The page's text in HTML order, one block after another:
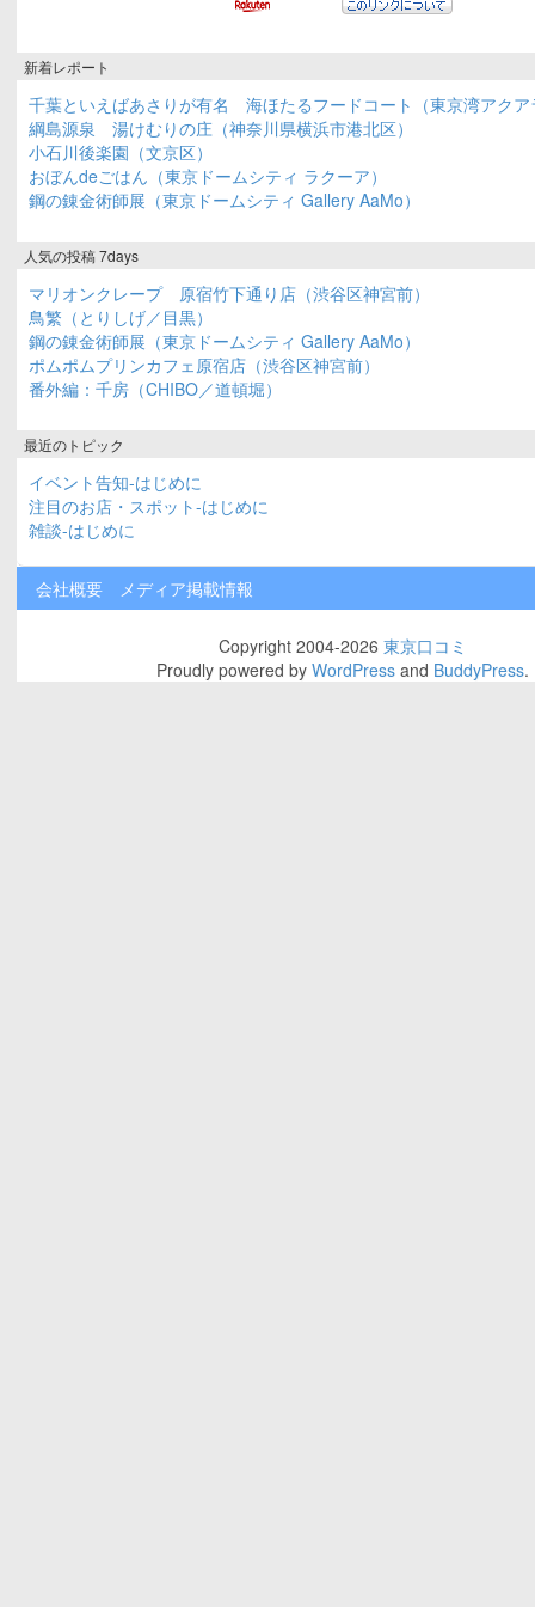
新着レポート
千葉といえばあさりが有名 海ほたるフードコート（東京湾アクア
綱島源泉 湯けむりの庄（神奈川県横浜市港北区）
小石川後楽園（文京区）
おぼんdeごはん（東京ドームシティ ラクーア）
鋼の錬金術師展（東京ドームシティ Gallery AaMo）
人気の投稿 7days
マリオンクレープ 原宿竹下通り店（渋谷区神宮前）
鳥繁（とりしげ／目黒）
鋼の錬金術師展（東京ドームシティ Gallery AaMo）
ポムポムプリンカフェ原宿店（渋谷区神宮前）
番外編：千房（CHIBO／道頓堀）
最近のトピック
イベント告知-はじめに
注目のお店・スポット-はじめに
雑談-はじめに
会社概要 メディア掲載情報
Copyright 2004-2026 東京口コミ
Proudly powered by WordPressand BuddyPress.